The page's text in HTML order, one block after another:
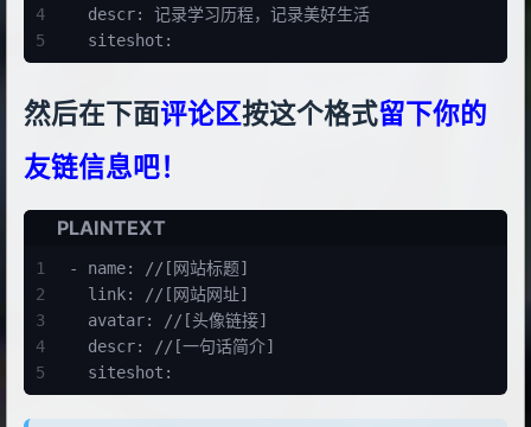
4
5
  descr: 记录学习历程，记录美好生活
  siteshot:
然后在下面评论区按这个格式留下你的
友链信息吧！
PLAINTEXT
1
2
3
4
5
- name: //[网站标题]
  link: //[网站网址]
  avatar: //[头像链接]
  descr: //[一句话简介]
  siteshot: